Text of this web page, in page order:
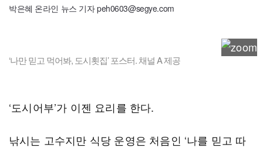
박은혜 온라인 뉴스 기자 peh0603@segye.com
‘나만 믿고 먹어봐, 도시횟집’ 포스터. 채널 A 제공
‘도시어부’가 이젠 요리를 한다.
낚시는 고수지만 식당 운영은 처음인 ‘나를 믿고 따